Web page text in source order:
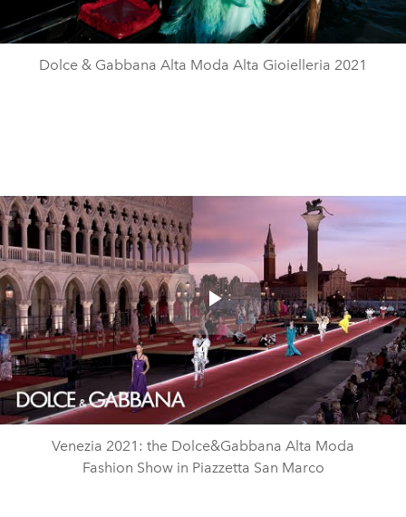
Dolce & Gabbana Alta Moda Alta Gioielleria 2021
Play
Video
Venezia 2021: the Dolce&Gabbana Alta Moda
Fashion Show in Piazzetta San Marco